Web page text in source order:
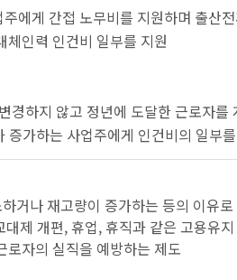
에게 간접 노무비를 지원하며 출산
인력 인건비 일부를 지원
경하지 않고 정년에 도달한 근로자를
가하는 사업주에게 인건비의 일부
거나 재고량이 증가하는 등의 이유
제 개편, 휴업, 휴직과 같은 고용유
로자의 실직을 예방하는 제도